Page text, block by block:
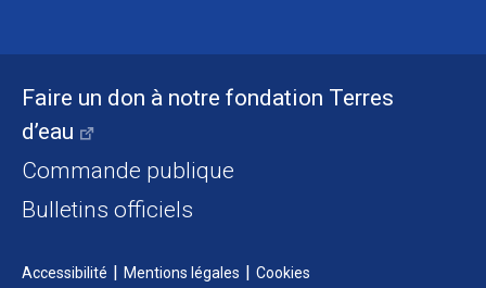
Faire un don à notre fondation Terres
d’eau
Commande publique
Bulletins officiels
Accessibilité Mentions légales Cookies